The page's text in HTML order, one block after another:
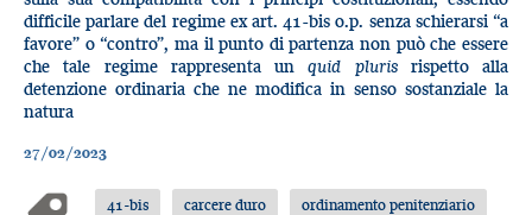
difficile parlare del regime ex art. 41-bis o.p. senza schierarsi “a
favore” o “contro”, ma il punto di partenza non può che essere
che tale regime rappresenta unquid pluris rispetto alla
detenzione ordinaria che ne modifica in senso sostanziale la
natura
27/02/2023
41-bis carcere duro ordinamento penitenziario